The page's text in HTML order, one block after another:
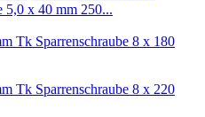
5,0 x 40 mm 250...
Tk Sparrenschraube 8 x 180
Tk Sparrenschraube 8 x 220